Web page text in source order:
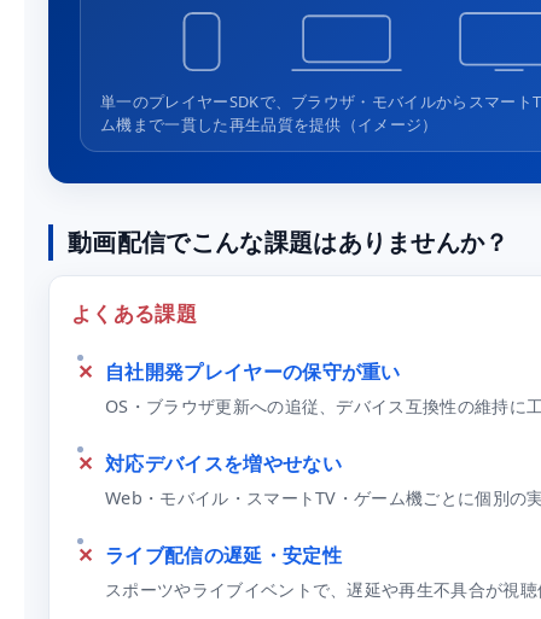
単一のプレイヤーSDKで、ブラウザ・モバイルからスマート
ム機まで一貫した再生品質を提供（イメージ）
動画配信でこんな課題はありませんか？
よくある課題
自社開発プレイヤーの保守が重い
OS・ブラウザ更新への追従、デバイス互換性の維持に
対応デバイスを増やせない
Web・モバイル・スマートTV・ゲーム機ごとに個別の
ライブ配信の遅延・安定性
スポーツやライブイベントで、遅延や再生不具合が視